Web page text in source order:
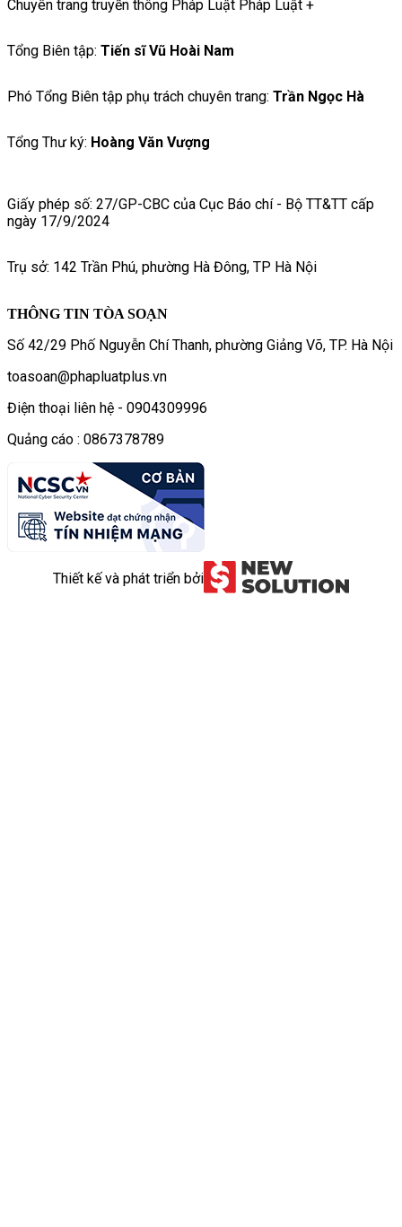
Chuyên trang truyền thông Pháp Luật Pháp Luật +
Tổng Biên tập: Tiến sĩ Vũ Hoài Nam
Phó Tổng Biên tập phụ trách chuyên trang: Trần Ngọc Hà
Tổng Thư ký: Hoàng Văn Vượng
Giấy phép số: 27/GP-CBC của Cục Báo chí - Bộ TT&TT cấp
ngày 17/9/2024
Trụ sở: 142 Trần Phú, phường Hà Đông, TP Hà Nội
THÔNG TIN TÒA SOẠN
Số 42/29 Phố Nguyễn Chí Thanh, phường Giảng Võ, TP. Hà Nội
toasoan@phapluatplus.vn
Điện thoại liên hệ - 0904309996
Quảng cáo : 0867378789
Thiết kế và phát triển bởi